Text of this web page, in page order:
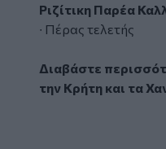
Ριζίτικη Παρέα
∙ Πέρας τελετής
Διαβάστε
την Κρήτη και τα